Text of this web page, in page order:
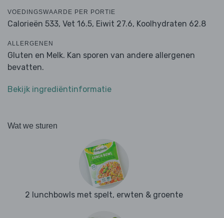
VOEDINGSWAARDE PER PORTIE
Calorieën 533, Vet 16.5, Eiwit 27.6, Koolhydraten 62.8
ALLERGENEN
Gluten en Melk. Kan sporen van andere allergenen
bevatten.
Bekijk ingrediëntinformatie
Wat we sturen
2 lunchbowls met spelt, erwten & groente